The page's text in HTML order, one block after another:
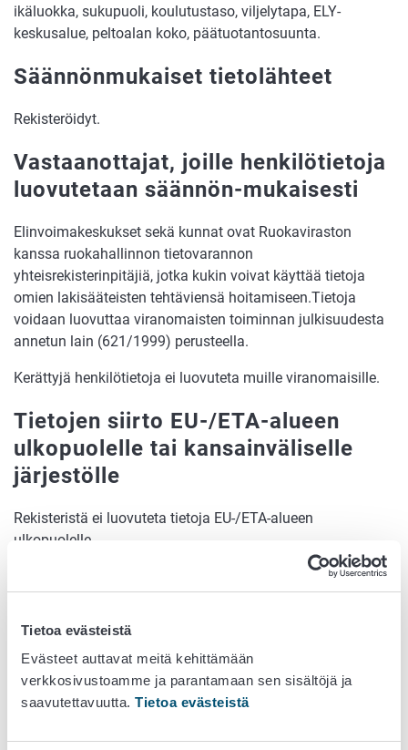
Tietoa evästeistä
Evästeet auttavat meitä kehittämään
verkkosivustoamme ja parantamaan sen sisältöjä ja
saavutettavuutta. Tietoa evästeistä
ikäluokka, sukupuoli, koulutustaso, viljelytapa, ELY-
keskusalue, peltoalan koko, päätuotantosuunta.
Säännönmukaiset tietolähteet
Rekisteröidyt.
Vastaanottajat, joille henkilötietoja
luovutetaan säännön-mukaisesti
Elinvoimakeskukset sekä kunnat ovat Ruokaviraston
kanssa ruokahallinnon tietovarannon
yhteisrekisterinpitäjiä, jotka kukin voivat käyttää tietoja
omien lakisääteisten tehtäviensä hoitamiseen.Tietoja
voidaan luovuttaa viranomaisten toiminnan julkisuudesta
annetun lain (621/1999) perusteella.
Kerättyjä henkilötietoja ei luovuteta muille viranomaisille.
Tietojen siirto EU-/ETA-alueen
ulko­puolelle tai kansainväliselle
järjestölle
Rekisteristä ei luovuteta tietoja EU-/ETA-alueen
ulkopuolelle.
Rekisteriin kerättyjä tietoja säilytetään ainoastaan niin
niihin alkuperäisiin tai yhteensopiviin tarkoituksiin, joihin
henkilötiedot on kerätty. Rekisteriin tallennetut
henkilötiedot poistetaan, kun niiden käsittelylle ei ole enää